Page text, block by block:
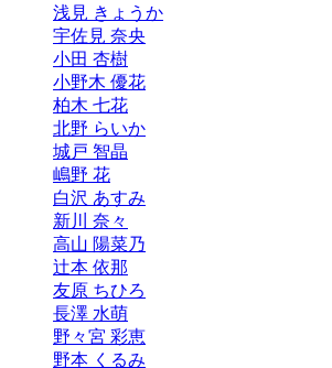
浅見 きょうか
宇佐見 奈央
小田 杏樹
小野木 優花
柏木 七花
北野 らいか
城戸 智晶
嶋野 花
白沢 あすみ
新川 奈々
高山 陽菜乃
辻本 依那
友原 ちひろ
長澤 水萌
野々宮 彩恵
野本 くるみ